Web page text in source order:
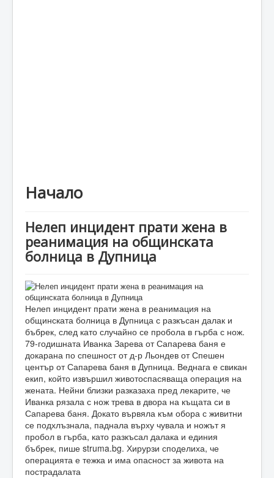
Начало
Нелеп инцидент прати жена в
реанимация на общинската
болница в Дупница
Нелеп инцидент прати жена в реанимация на
общинската болница в Дупница с разкъсан далак и
бъбрек, след като случайно се пробола в гърба с нож.
79-годишната Иванка Зарева от Сапарева баня е
докарана по спешност от д-р Льондев от Спешен
център от Сапарева баня в Дупница. Веднага е свикан
екип, който извършил животоспасяваща операция на
жената. Нейни близки разказаха пред лекарите, че
Иванка рязала с нож трева в двора на къщата си в
Сапарева баня. Докато вървяла към обора с живитни
се подхлъзнала, паднала върху чувала и ножът я
пробол в гърба, като разкъсал далака и единия
бъбрек, пише struma.bg. Хирурзи споделиха, че
операцията е тежка и има опасност за живота на
пострадалата